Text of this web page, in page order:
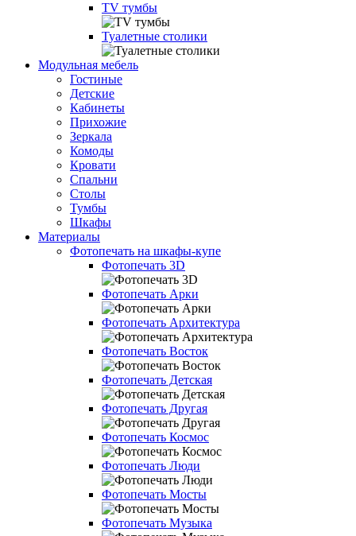
TV тумбы
Туалетные столики
Модульная мебель
Гостиные
Детские
Кабинеты
Прихожие
Зеркала
Комоды
Кровати
Спальни
Столы
Тумбы
Шкафы
Материалы
Фотопечать на шкафы-купе
Фотопечать 3D
Фотопечать Арки
Фотопечать Архитектура
Фотопечать Восток
Фотопечать Детская
Фотопечать Другая
Фотопечать Космос
Фотопечать Люди
Фотопечать Мосты
Фотопечать Музыка